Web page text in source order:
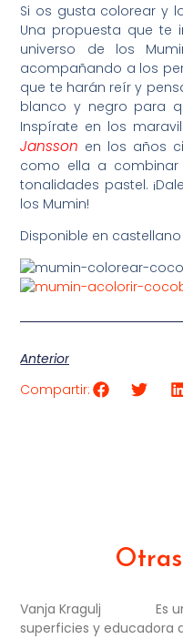
Si os gusta colorear y
Una propuesta que te
universo de los
acompañando a los
que te harán reír y
blanco y negro para
Inspírate en los
Jansson en los años
como ella a combinar
tonalidades pastel.
los Mumin!
Disponible en
Anterior
Compartir:
Vanja Kragulj Es una
superficies y educadora